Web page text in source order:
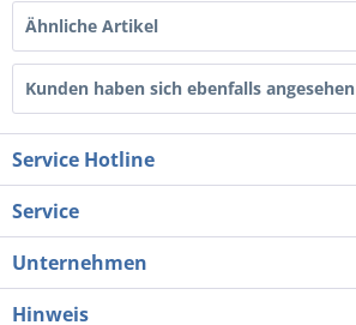
Ähnliche Artikel
Kunden haben sich ebenfalls angesehen
Service Hotline
Service
Unternehmen
Hinweis